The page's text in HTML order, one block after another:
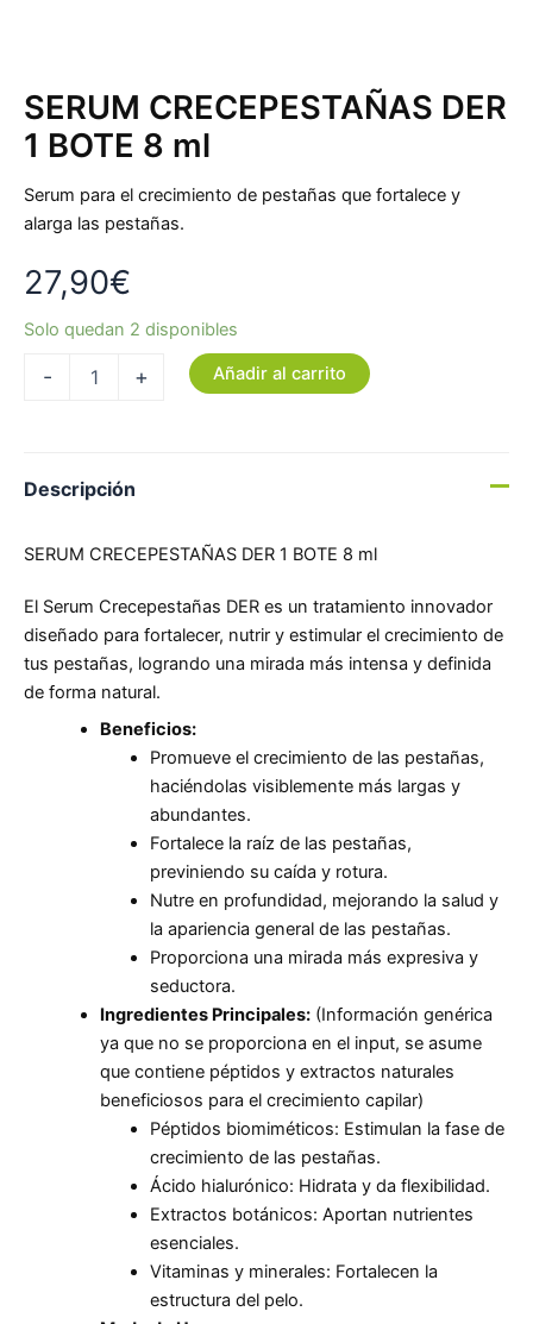
SERUM CRECEPESTAÑAS DER
1 BOTE 8 ml
Serum para el crecimiento de pestañas que fortalece y
alarga las pestañas.
27,90€
Solo quedan 2 disponibles
- + Añadir al carrito
Descripción
SERUM CRECEPESTAÑAS DER 1 BOTE 8 ml
El Serum Crecepestañas DER es un tratamiento innovador
diseñado para fortalecer, nutrir y estimular el crecimiento de
tus pestañas, logrando una mirada más intensa y definida
de forma natural.
Beneficios:
Promueve el crecimiento de las pestañas,
haciéndolas visiblemente más largas y
abundantes.
Fortalece la raíz de las pestañas,
previniendo su caída y rotura.
Nutre en profundidad, mejorando la salud y
la apariencia general de las pestañas.
Proporciona una mirada más expresiva y
seductora.
Ingredientes Principales:(Información genérica
ya que no se proporciona en el input, se asume
que contiene péptidos y extractos naturales
beneficiosos para el crecimiento capilar)
Péptidos biomiméticos: Estimulan la fase de
crecimiento de las pestañas.
Ácido hialurónico: Hidrata y da flexibilidad.
Extractos botánicos: Aportan nutrientes
esenciales.
Vitaminas y minerales: Fortalecen la
estructura del pelo.